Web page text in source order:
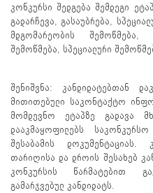
კონკურსი შედგება შემდეგი
გადარჩევა, გასაუბრება,
მდგომარეობის
შემოწმება, სპეციალური
შენიშვნა: კანდიდატებთან
მითითებული საკონტაქტო
მომდევნო ეტაპზე გადავა
დააკმაყოფილებს
შესაბამის დოკუმენტაციას.
თარიღისა და დროის შესახებ
კონკურსის წარმატებით
გამარჯვებულ კანდიდატს.